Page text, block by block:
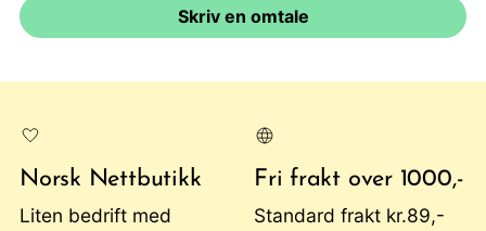
Skriv en omtale
Norsk Nettbutikk
Liten bedrift med
Fri frakt over 1000,-
Standard frakt kr.89,-